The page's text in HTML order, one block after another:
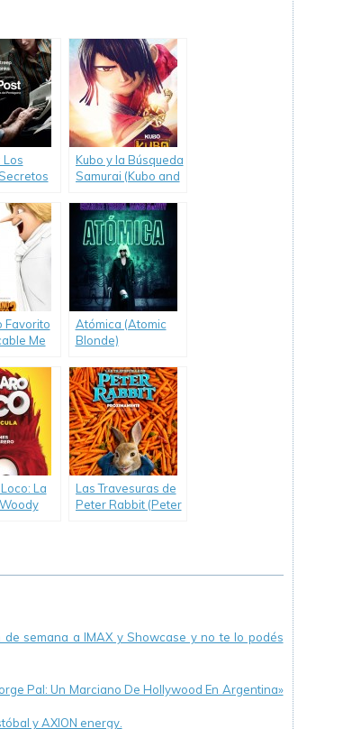
Los
Kubo y la Búsqueda
Samurai (Kubo and
Favorito
Me
Atómica (Atomic
Blonde)
La
Las Travesuras de
Peter Rabbit (Peter
semana a IMAX y Showcase y no te lo podés
Pal: Un Marciano De Hollywood En Argentina»
y AXION energy.